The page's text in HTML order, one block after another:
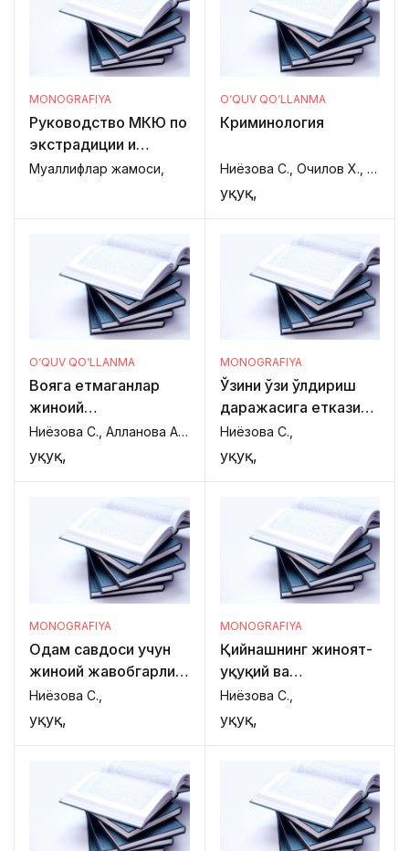
Национальный
тренинг.
MONOGRAFIYA
Руководство МКЮ по
экстрадиции и
высылке в
Муаллифлар жамоси,
O‘QUV QO‘LLANMA
Криминология
Ниёзова С., Очилов Х., Алланов А.,
Ҳуқуқ,
O‘QUV QO‘LLANMA
Вояга етмаганлар
жиноий
жавобгарлиги
Ниёзова С., Алланова А., Ҳакимов К.,
Ҳуқуқ,
MONOGRAFIYA
Ўзини ўзи ўлдириш
даражасига етказиш
ва ўзини ўзи
ўлдиришга
криминолоик
жиҳатлари
Ниёзова С.,
Ҳуқуқ,
MONOGRAFIYA
Одам савдоси учун
жиноий жавобгарлик:
миллий ва хорижий
тажриба
Ниёзова С.,
Ҳуқуқ,
MONOGRAFIYA
Қийнашнинг жиноят-
ҳуқуқий ва
криминологик
жиҳатлари
Ниёзова С.,
Ҳуқуқ,